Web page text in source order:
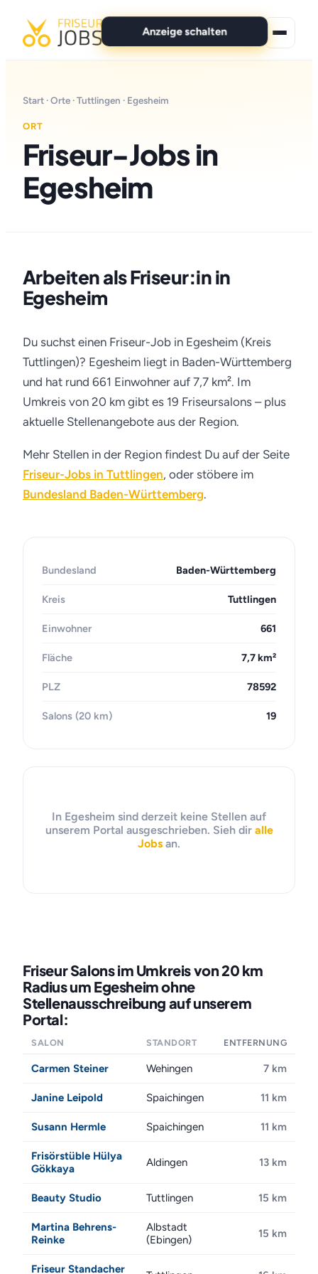
Anzeige schalten
Für Bewerber
Marken
Start ·Orte ·Tuttlingen · Egesheim
ORT
Friseur-Jobs in
Egesheim
Arbeiten als Friseur:in in
Egesheim
Du suchst einen Friseur-Job in Egesheim (Kreis
Tuttlingen)? Egesheim liegt in Baden-Württemberg
und hat rund 661 Einwohner auf 7,7 km². Im
Umkreis von 20 km gibt es 19 Friseursalons – plus
aktuelle Stellenangebote aus der Region.
Mehr Stellen in der Region findest Du auf der Seite
Friseur-Jobs in Tuttlingen, oder stöbere im
Bundesland Baden-Württemberg.
Bundesland Baden-Württemberg
Kreis Tuttlingen
Einwohner 661
Fläche 7,7 km²
PLZ 78592
Salons (20 km) 19
In Egesheim sind derzeit keine Stellen auf
unserem Portal ausgeschrieben. Sieh dir alle
Jobs an.
Friseur Salons im Umkreis von 20 km
Radius um Egesheim ohne
Stellenausschreibung auf unserem
Portal:
SALON STANDORT ENTFERNUNG
Carmen Steiner Wehingen 7 km
Janine Leipold Spaichingen 11 km
Susann Hermle Spaichingen 11 km
Frisörstüble Hülya
Gökkaya
Aldingen 13 km
Beauty Studio Tuttlingen 15 km
Martina Behrens-
Reinke
Albstadt
(Ebingen)
15 km
Friseur Standacher